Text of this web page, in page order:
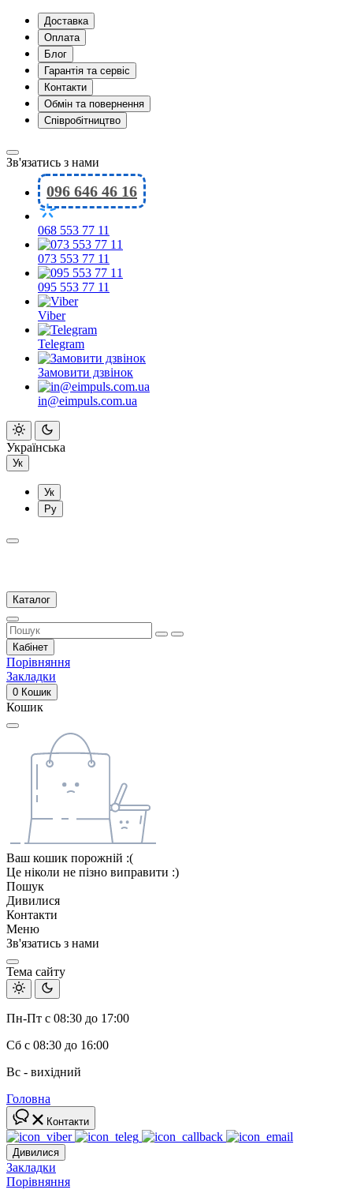
Доставка
Оплата
Блог
Гарантія та сервіс
Контакти
Обмін та повернення
Співробітництво
Зв'язатись з нами
096 646 46 16
068 553 77 11
073 553 77 11
095 553 77 11
Viber
Telegram
Замовити дзвінок
in@eimpuls.com.ua
Українська
Ук
Ук
Ру
Каталог
Кабінет
Порівняння
Закладки
0 Кошик
Кошик
Ваш кошик порожній :(
Це ніколи не пізно виправити :)
Пошук
Дивилися
Контакти
Меню
Зв'язатись з нами
Тема сайту
Пн-Пт с 08:30 до 17:00
Сб с 08:30 до 16:00
Вс - вихідний
Головна
Контакти
Дивилися
Закладки
Порівняння